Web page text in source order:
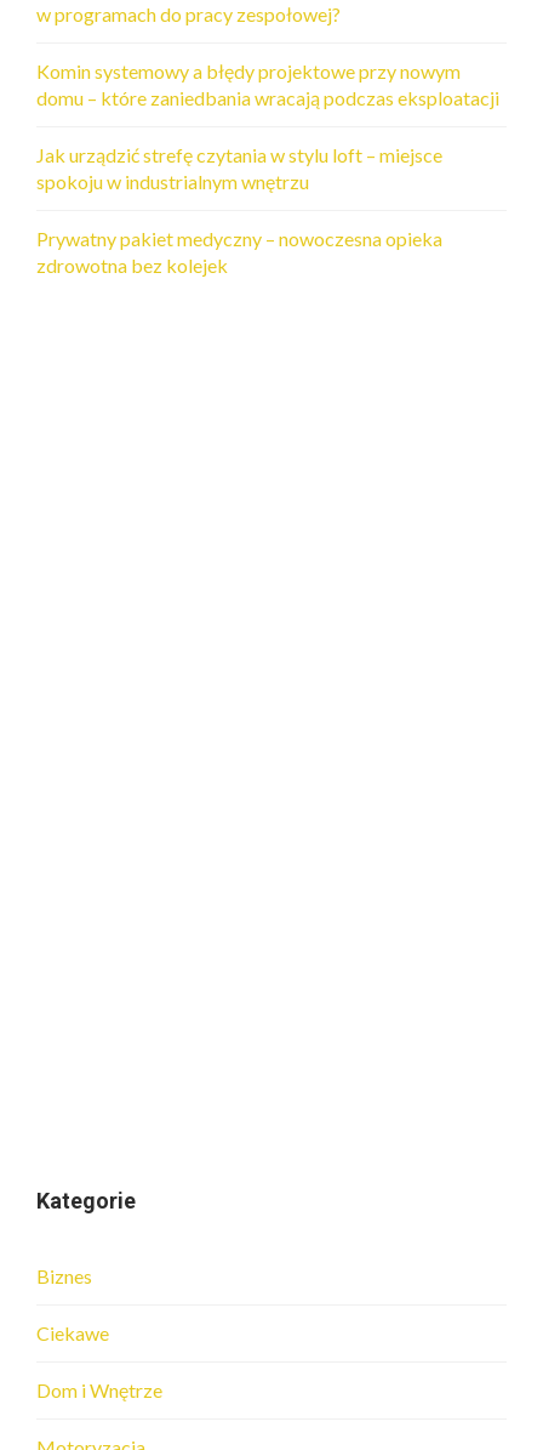
w programach do pracy zespołowej?
Komin systemowy a błędy projektowe przy nowym
domu – które zaniedbania wracają podczas eksploatacji
Jak urządzić strefę czytania w stylu loft – miejsce
spokoju w industrialnym wnętrzu
Prywatny pakiet medyczny – nowoczesna opieka
zdrowotna bez kolejek
Kategorie
Biznes
Ciekawe
Dom i Wnętrze